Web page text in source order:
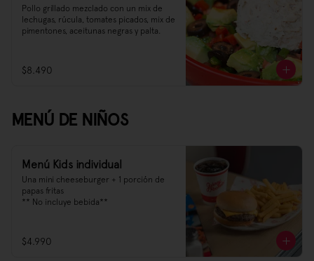
Pollo grillado mezclado con un mix de
lechugas, rúcula, tomates picados, mix de
pimentones, aceitunas negras y palta.
$8.490
MENÚ DE NIÑOS
Menú Kids individual
Una mini cheeseburger + 1 porción de
papas fritas
** No incluye bebida**
$4.990